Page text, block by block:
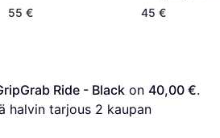
55 €
- Black
45 €
Ride - Black on 40,00 €.
halvin tarjous 2 kaupan